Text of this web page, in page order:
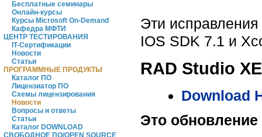
Бесплатные семинары
Онлайн-курсы
Курсы Microsoft On-Demand
Кафедра МФТИ
ЦЕНТР ТЕСТИРОВАНИЯ
IT-Сертификации
Новости
Статьи
ПРОГРАММНЫЕ ПРОДУКТЫ
Каталог ПО
Лицензиатор ПО
Схемы лицензирования
Новости
Вопросы и ответы
Статьи
Каталог DOWNLOAD
СВОБОДНОЕ ПО/OPEN SOURCE
Эти
IOS SDK 7.1 и
RAD Studio
Download
Это обновление